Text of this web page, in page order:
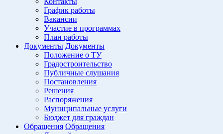
График работы
Вакансии
Участие в программах
План работы
Документы Документы
Положение о ТУ
Градостроительство
Публичные слушания
Постановления
Решения
Распоряжения
Муниципальные услуги
Бюджет для граждан
Обращения Обращения